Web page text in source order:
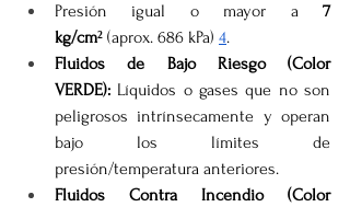
Presión igual o mayor a 7
kg/cm² (aprox. 686 kPa) 4.
Fluidos de Bajo Riesgo (Color
VERDE): Líquidos o gases que no son
peligrosos intrínsecamente y operan
bajo los límites de
presión/temperatura anteriores.
Fluidos Contra Incendio (Color